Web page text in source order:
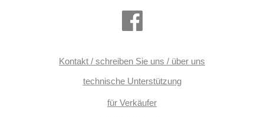
Abnutzungssensor des Bremsbelages, Vorderlichter LED,
Heck LED Leuchte, Start-Stop System, USB, Autoradio,
Außenthermometer, beheizte Spiegel, Teilbare
zadní sedadla, tepelné čerpadlo
Kontakt / schreiben Sie uns / über uns
technische Unterstützung
für Verkäufer